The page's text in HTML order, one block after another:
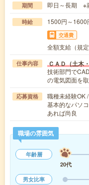
期間 即日～長期 ※
時給 1500円～1600
交通費
全額支給（規定
仕事内容 ＣＡＤ（土木
技術部門で
の電気図面を
応募資格
職種未経験OK
基本的なパソ
あれば尚良
職場の雰囲気
年齢層
20代
男女比率